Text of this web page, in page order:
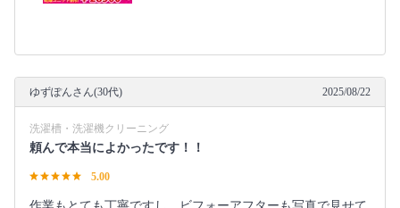
ゆずぽんさん(30代) 2025/08/22
洗濯槽・洗濯機クリーニング
頼んで本当によかったです！！
5.00